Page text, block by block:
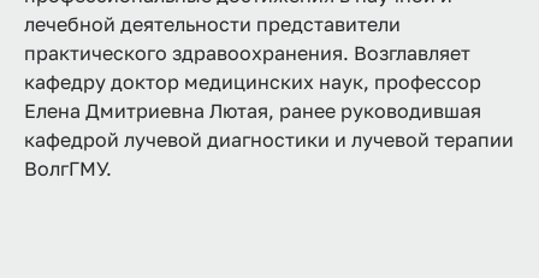
лечебной деятельности представители
практического здравоохранения. Возглавляет
кафедру доктор медицинских наук, профессор
Елена Дмитриевна Лютая, ранее руководившая
кафедрой лучевой диагностики и лучевой терапии
ВолгГМУ.